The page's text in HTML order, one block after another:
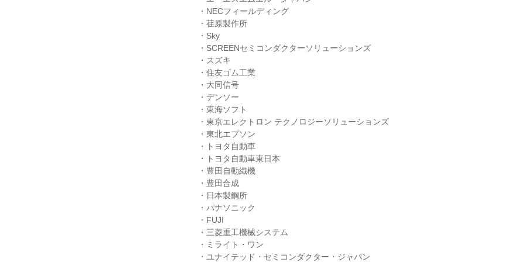
・NECフィールディング
・荏原製作所
・Sky
・SCREENセミコンダクターソリューションズ
・スズキ
・住友ゴム工業
・大同信号
・デンソー
・東海ソフト
・東京エレクトロン テクノロジーソリューションズ
・東北エプソン
・トヨタ自動車
・トヨタ自動車東日本
・豊田自動織機
・豊田合成
・日本製鋼所
・パナソニック
・FUJI
・三菱重工機械システム
・ミライト・ワン
・ユナイテッド・セミコンダクター・ジャパン